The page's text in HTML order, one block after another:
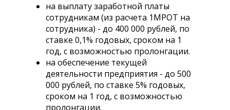
О
КОРПОРАЦИИ
МСП
И
МСП
БАНКЕ
на выплату заработной платы
сотрудникам (из расчета 1МРОТ на
сотрудника) - до 400 000 рублей, по
ставке 0,1% годовых, сроком на 1
год, с возможностью пролонгации.
на обеспечение текущей
деятельности предприятия - до 500
000 рублей, по ставке 5% годовых,
сроком на 1 год, с возможностью
пролонгации.